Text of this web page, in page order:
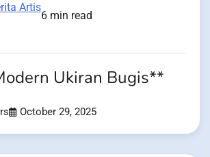
Artis
6 min read
Ukiran Bugis**
October 29, 2025